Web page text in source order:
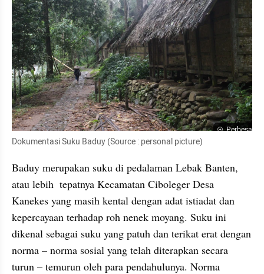
Perbesar
Dokumentasi Suku Baduy (Source : personal picture)
Baduy merupakan suku di pedalaman Lebak Banten,
atau lebih  tepatnya Kecamatan Ciboleger Desa
Kanekes yang masih kental dengan adat istiadat dan
kepercayaan terhadap roh nenek moyang. Suku ini
dikenal sebagai suku yang patuh dan terikat erat dengan
norma – norma sosial yang telah diterapkan secara
turun – temurun oleh para pendahulunya. Norma